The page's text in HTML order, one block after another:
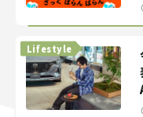
Lifestyle